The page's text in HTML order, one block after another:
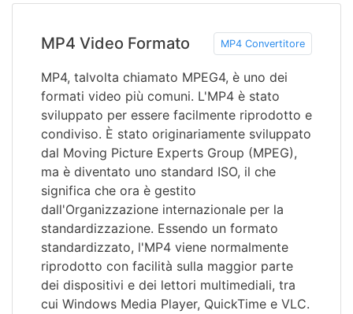
MP4 Video Formato MP4 Convertitore
MP4, talvolta chiamato MPEG4, è uno dei
formati video più comuni. L'MP4 è stato
sviluppato per essere facilmente riprodotto e
condiviso. È stato originariamente sviluppato
dal Moving Picture Experts Group (MPEG),
ma è diventato uno standard ISO, il che
significa che ora è gestito
dall'Organizzazione internazionale per la
standardizzazione. Essendo un formato
standardizzato, l'MP4 viene normalmente
riprodotto con facilità sulla maggior parte
dei dispositivi e dei lettori multimediali, tra
cui Windows Media Player, QuickTime e VLC.